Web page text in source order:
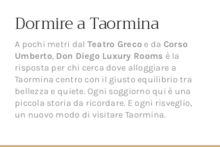
Dormire a Taormina
A pochi metri dal Teatro Greco e da Corso
Umberto, Don Diego Luxury Rooms è la
risposta per chi cerca dove alloggiare a
Taormina centro con il giusto equilibrio tra
bellezza e quiete. Ogni soggiorno qui è una
piccola storia da ricordare. E ogni risveglio,
un nuovo modo di visitare Taormina.